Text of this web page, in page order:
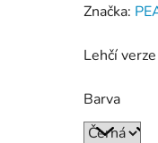
hodnocení
je
z
5
Značka:
Lehčí
Barva